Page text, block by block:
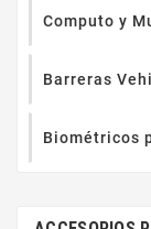
Computo y
Barreras
Biométricos